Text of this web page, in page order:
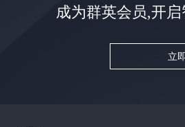
成为群英会员,开
立